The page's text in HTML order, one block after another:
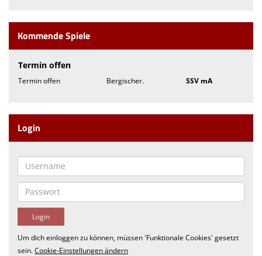
Kommende Spiele
Termin offen
Termin offen Bergischer. SSV mA
Login
Um dich einloggen zu können, müssen 'Funktionale Cookies' gesetzt
sein.Cookie-Einstellungen ändern